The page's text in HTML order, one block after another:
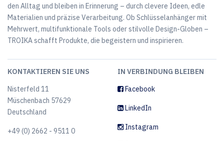
den Alltag und bleiben in Erinnerung – durch clevere Ideen, edle
Materialien und präzise Verarbeitung. Ob Schlüsselanhänger mit
Mehrwert, multifunktionale Tools oder stilvolle Design-Globen –
TROIKA schafft Produkte, die begeistern und inspirieren.
KONTAKTIEREN SIE UNS
Nisterfeld 11
Müschenbach 57629
Deutschland
+49 (0) 2662 - 9511 0
IN VERBINDUNG BLEIBEN
Facebook
LinkedIn
Instagram